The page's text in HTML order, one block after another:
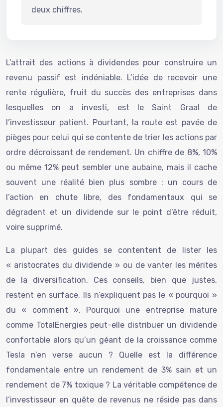
deux chiffres.
L’attrait des actions à dividendes pour construire un
revenu passif est indéniable. L’idée de recevoir une
rente régulière, fruit du succès des entreprises dans
lesquelles on a investi, est le Saint Graal de
l’investisseur patient. Pourtant, la route est pavée de
pièges pour celui qui se contente de trier les actions par
ordre décroissant de rendement. Un chiffre de 8%, 10%
ou même 12% peut sembler une aubaine, mais il cache
souvent une réalité bien plus sombre : un cours de
l’action en chute libre, des fondamentaux qui se
dégradent et un dividende sur le point d’être réduit,
voire supprimé.
La plupart des guides se contentent de lister les
« aristocrates du dividende » ou de vanter les mérites
de la diversification. Ces conseils, bien que justes,
restent en surface. Ils n’expliquent pas le « pourquoi »
du « comment ». Pourquoi une entreprise mature
comme TotalEnergies peut-elle distribuer un dividende
confortable alors qu’un géant de la croissance comme
Tesla n’en verse aucun ? Quelle est la différence
fondamentale entre un rendement de 3% sain et un
rendement de 7% toxique ? La véritable compétence de
l’investisseur en quête de revenus ne réside pas dans